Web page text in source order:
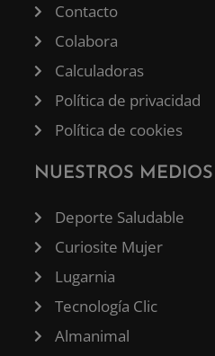
Contacto
Colabora
Calculadoras
Política de privacidad
Política de cookies
NUESTROS MEDIOS
Deporte Saludable
Curiosite Mujer
Lugarnia
Tecnología Clic
Almanimal